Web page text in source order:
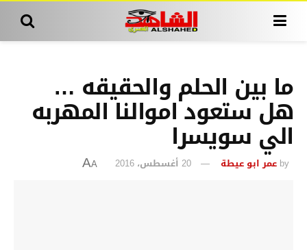
ما بين الحلم والحقيقه …
هل ستعود اموالنا المهربه
الي سويسرا
by عمر ابو عيطة 20 أغسطس، 2016 A
A